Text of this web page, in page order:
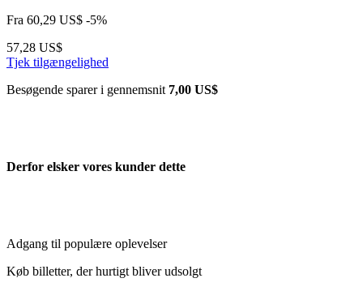
Fra 60,29 US$ -5%
57,28 US$
Tjek tilgængelighed
Besøgende sparer i gennemsnit 7,00 US$
Derfor elsker vores kunder dette
Adgang til populære oplevelser
Køb billetter, der hurtigt bliver udsolgt